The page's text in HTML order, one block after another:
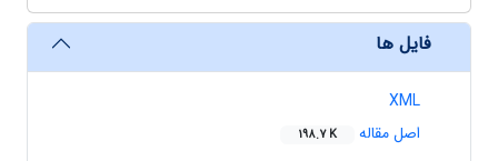
فایل ها
XML
اصل مقاله
198.7 K